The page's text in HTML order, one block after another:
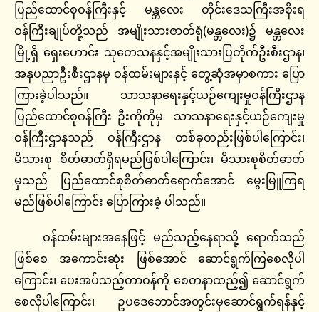
ပြည်ထောင်စုဝန်ကြီးနှင့် မန္တလေး တိုင်းဒေသကြီးအစိုးရ
ဝန်ကြီးချုပ်တို့သည် အမျိုးသားဇာတ်ရုံ(မန္တလေး)၌ မန္တလေး
မြို့ရှိ ရှေးဟောင်း သုတေသနနှင့်အမျိုးသားပြတိုက်ဦးစီးဌာန၊
အနုပညာဦးစီးဌာနမှ ဝန်ထမ်းများနှင့် တွေ့ဆုံအမှာစကား ပြော
ကြားခဲ့ပါသည်။ သာသနာရေးနှင့်ယဉ်ကျေးမှုဝန်ကြီးဌာန
ပြည်ထောင်စုဝန်ကြီး ဦးကိုကိုမှ သာသနာရေးနှင့်ယဉ်ကျေးမှု
ဝန်ကြီးဌာနသည် ဝန်ကြီးဌာန တစ်ခုတည်းဖြစ်ပါကြောင်း၊
မိသားစု စိတ်ဓာတ်ရှိရမည်ဖြစ်ပါကြောင်း၊ မိသားစုစိတ်ဓာတ်
မှသည် ပြည်ထောင်စုစိတ်ဓာတ်ရောက်အောင် မွေးမြူကြရ
မည်ဖြစ်ပါကြောင်း ပြောကြားခဲ့ ပါသည်။
ဝန်ထမ်းများအနေဖြင့် မည်သည့်နေရာသို့ ရောက်သည်
ဖြစ်စေ အကောင်းဆုံး ဖြစ်အောင် ဆောင်ရွက်ကြစေလိုပါ
ကြောင်း၊ ပေးအပ်သည့်တာဝန်ကို စေတနာထည့်၍ ဆောင်ရွက်
စေလိုပါကြောင်း၊ ဥပဒေဘောင်အတွင်းမှဆောင်ရွက်ရန်နှင့်